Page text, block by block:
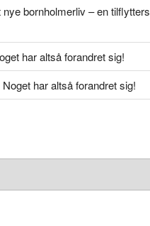
nye bornholmerliv – en tilflytters
har altså forandret sig!
Noget har altså forandret sig!